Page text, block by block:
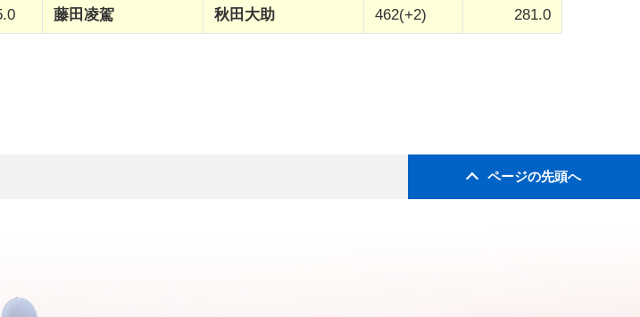
藤田凌駕 秋田大助 462(+2) 281.0
ページの先頭へ